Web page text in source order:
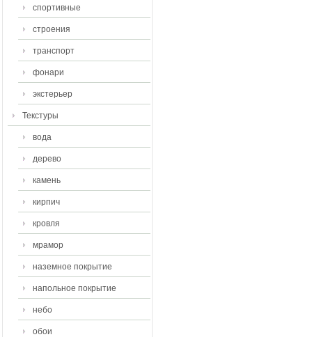
спортивные
строения
транспорт
фонари
экстерьер
Текстуры
вода
дерево
камень
кирпич
кровля
мрамор
наземное покрытие
напольное покрытие
небо
обои